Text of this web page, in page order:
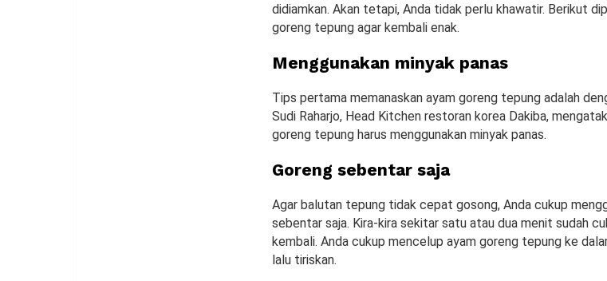
didiamkan. Akan tetapi, Anda tidak perlu khawatir. Berikut
goreng tepung agar kembali enak.
Menggunakan minyak panas
Tips pertama memanaskan ayam goreng tepung adalah
Sudi Raharjo, Head Kitchen restoran korea Dakiba,
goreng tepung harus menggunakan minyak panas.
Goreng sebentar saja
Agar balutan tepung tidak cepat gosong, Anda cukup
sebentar saja. Kira-kira sekitar satu atau dua menit sudah
kembali. Anda cukup mencelup ayam goreng tepung ke
lalu tiriskan.